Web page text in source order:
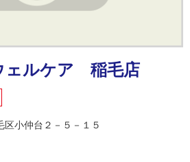
ェルケア 稲毛店
区小仲台２－５－１５